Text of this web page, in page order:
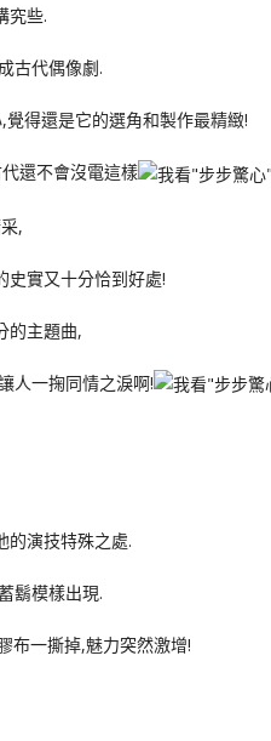
究些.
古代偶像劇.
得還是它的選角和製作最精緻!
還不會沒電這樣
,
史實又十分恰到好處!
的主題曲,
人一掬同情之淚啊!
的演技特殊之處.
鬍模樣出現.
布一撕掉,魅力突然激增!